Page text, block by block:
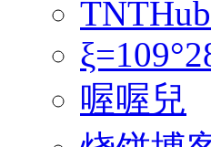
TNTHub
喔喔兒